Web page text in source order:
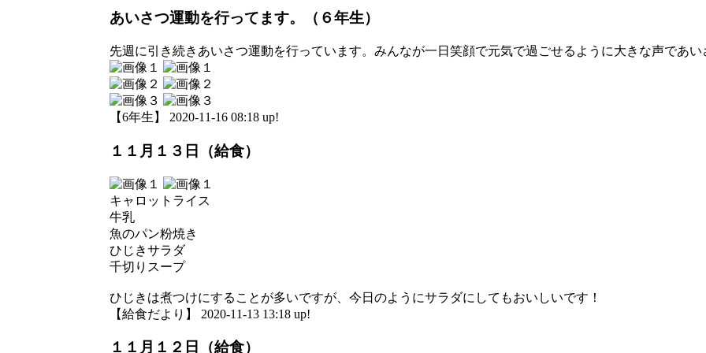
あいさつ運動を行ってます。（６年生）
先週に引き続きあいさつ運動を行っています。みんなが一日笑顔で元気で過ごせるように大きな声であい
【6年生】 2020-11-16 08:18 up!
１１月１３日（給食）
キャロットライス
牛乳
魚のパン粉焼き
ひじきサラダ
千切りスープ
ひじきは煮つけにすることが多いですが、今日のようにサラダにしてもおいしいです！
【給食だより】 2020-11-13 13:18 up!
１１月１２日（給食）